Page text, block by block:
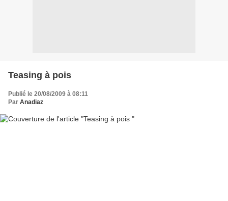
Teasing à pois
Publié le 20/08/2009 à 08:11
Par Anadiaz